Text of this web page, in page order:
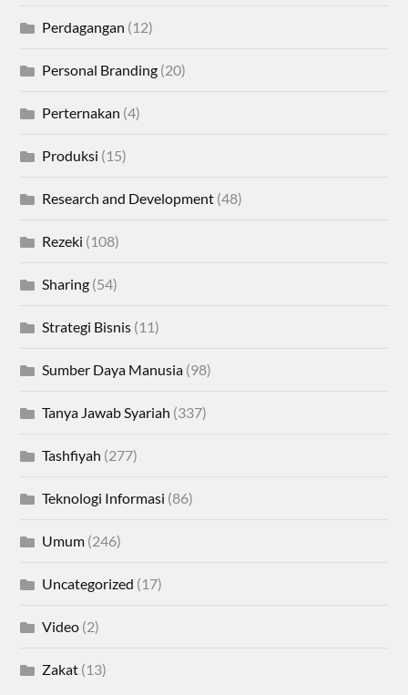
Perdagangan (12)
Personal Branding (20)
Perternakan (4)
Produksi (15)
Research and Development (48)
Rezeki (108)
Sharing (54)
Strategi Bisnis (11)
Sumber Daya Manusia (98)
Tanya Jawab Syariah (337)
Tashfiyah (277)
Teknologi Informasi (86)
Umum (246)
Uncategorized (17)
Video (2)
Zakat (13)